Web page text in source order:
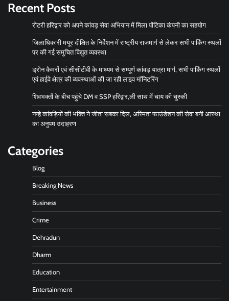
Recent Posts
रोटरी हरिद्वार को अपने कांवड़ सेवा अभियान में मिला पोंटिका कंपनी का सहयोग
जिलाधिकारी मयूर दीक्षित के निर्देशन में राष्ट्रीय राजमार्ग से लेकर सभी पार्किंग स्थलों
पर की गई समुचित विद्युत व्यवस्था
ड्रोन कैमरों एवं सीसीटीवी के माध्यम से सम्पूर्ण कांवड़ यात्रा मार्ग, सभी पार्किंग स्थलों
एवं हाईवे क्षेत्र की व्यवस्थाओं की जा रही लाइव मॉनिटरिंग
शिवभक्तों के बीच पहुंचे DM व SSP हरिद्वार,ली साथ में चाय की चुस्की
नन्हे कांवड़ियों की भक्ति ने जीता सबका दिल, अस्मिता फाउंडेशन की सेवा बनी आस्था
का अनुपम उदाहरण
Categories
Blog
Breaking News
Business
Crime
Dehradun
Dharm
Education
Entertainment